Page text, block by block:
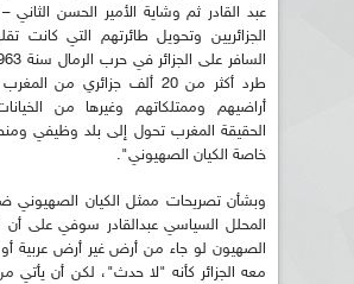
عبد القادر ثم وشاية الأمير الحسن الثاني
الجزائريين وتحويل طائرتهم التي كانت
طرد أكثر من 20 ألف جزائري من
أراضيهم وممتلكاتهم وغيرها من
الحقيقة المغرب تحول إلى بلد وظيفي
خاصة الكيان الصهيوني".
وبشأن تصريحات ممثل الكيان الصهيوني
المحلل السياسي عبدالقادر سوفي على
الصهيون لو جاء من أرض غير أرض عربية أو
معه الجزائر كأنه "لا حدث"، لكن أن يأتي